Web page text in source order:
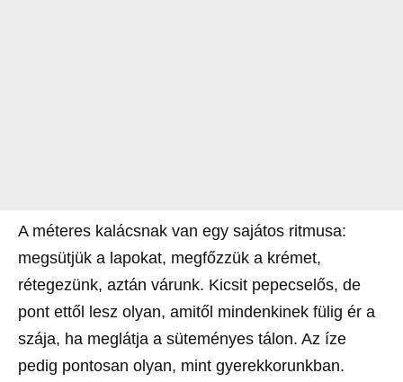
A méteres kalácsnak van egy sajátos ritmusa:
megsütjük a lapokat, megfőzzük a krémet,
rétegezünk, aztán várunk. Kicsit pepecselős, de
pont ettől lesz olyan, amitől mindenkinek fülig ér a
szája, ha meglátja a süteményes tálon. Az íze
pedig pontosan olyan, mint gyerekkorunkban.